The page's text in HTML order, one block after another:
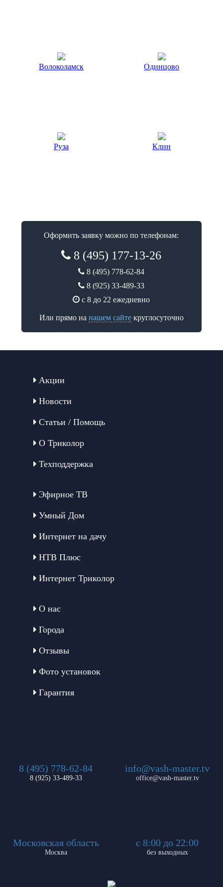
Волоколамск Одинцово
Руза Клин
Оформить заявку можно по телефонам:
8 (495) 177-13-26
8 (495) 778-62-84
8 (925) 33-489-33
с 8 до 22 ежедневно
Или прямо на нашем сайтекруглосуточно
Акции
Новости
Статьи / Помощь
О Триколор
Техподдержка
Эфирное ТВ
Умный Дом
Интернет на дачу
НТВ Плюс
Интернет Триколор
О нас
Города
Отзывы
Фото установок
Гарантия
8 (495) 778-62-84
8 (925) 33-489-33
info@vash-master.tv
office@vash-master.tv
Московская область
Москва
с 8:00 до 22:00
без выходных